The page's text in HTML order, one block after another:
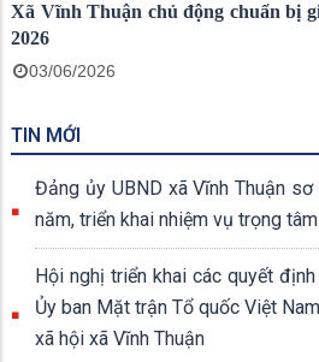
Xã Vĩnh Thuận chủ động chuẩn bị
2026
03/06/2026
TIN MỚI
Đảng ủy UBND xã Vĩnh Thuận
năm, triển khai nhiệm vụ trọng
Hội nghị triển khai các quyết
Ủy ban Mặt trận Tổ quốc Việt
xã hội xã Vĩnh Thuận